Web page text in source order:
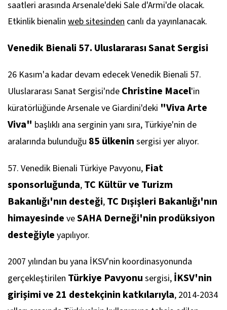
saatleri arasında Arsenale'deki Sale d'Armi'de olacak.
Etkinlik bienalin web sitesinden canlı da yayınlanacak.
Venedik Bienali 57. Uluslararası Sanat Sergisi
26 Kasım'a kadar devam edecek Venedik Bienali 57.
Uluslararası Sanat Sergisi'nde Christine Macel'in
küratörlüğünde Arsenale ve Giardini'deki "Viva Arte
Viva" başlıklı ana serginin yanı sıra, Türkiye'nin de
aralarında bulunduğu 85 ülkenin sergisi yer alıyor.
57. Venedik Bienali Türkiye Pavyonu, Fiat
sponsorluğunda, TC Kültür ve Turizm
Bakanlığı'nın desteği, TC Dışişleri Bakanlığı'nın
himayesinde veSAHA Derneği'nin prodüksiyon
desteğiyle yapılıyor.
2007 yılından bu yana İKSV'nin koordinasyonunda
gerçekleştirilen Türkiye Pavyonu sergisi, İKSV'nin
girişimi ve 21 destekçinin katkılarıyla, 2014-2034